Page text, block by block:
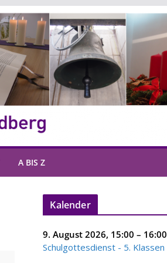
A BIS Z
Kalender
9. August 2026, 15:00 – 16:00
Schulgottesdienst - 5. Klassen